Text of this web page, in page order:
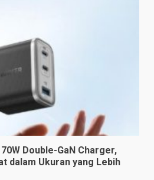
Double-GaN Charger,
dalam Ukuran yang Lebih